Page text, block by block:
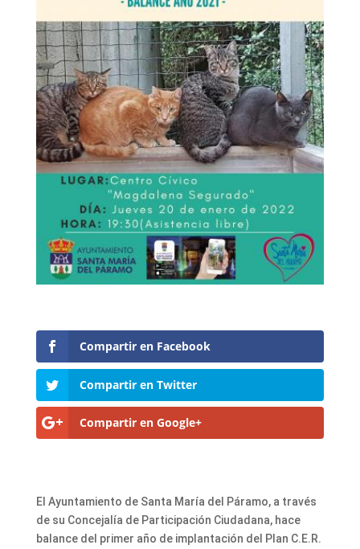
Compartir en Facebook
Compartir en Twitter
Compartir en Google+
El Ayuntamiento de Santa María del Páramo, a través
de su Concejalía de Participación Ciudadana, hace
balance del primer año de implantación del Plan C.E.R.